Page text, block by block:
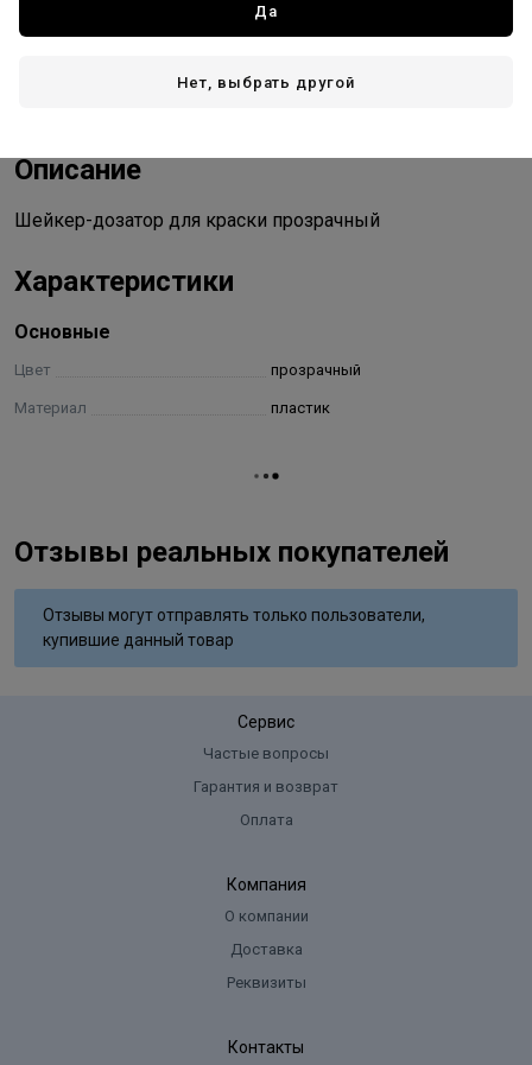
Описание
Шейкер-дозатор для краски прозрачный
Характеристики
Основные
Цвет прозрачный
Материал пластик
Отзывы реальных покупателей
Отзывы могут отправлять только пользователи,
купившие данный товар
Сервис
Частые вопросы
Гарантия и возврат
Оплата
Компания
О компании
Доставка
Реквизиты
Контакты
Да
Нет, выбрать другой